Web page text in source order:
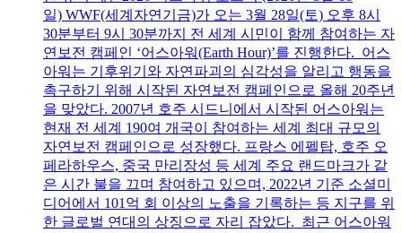
일) WWF(세계자연기금)가 오는 3월 28일(토) 오후 8시
30분부터 9시 30분까지 전 세계 시민이 함께 참여하는 자
연보전 캠페인 ‘어스아워(Earth Hour)’를 진행한다. 어스
아워는 기후위기와 자연파괴의 심각성을 알리고 행동을
촉구하기 위해 시작된 자연보전 캠페인으로 올해 20주년
을 맞았다. 2007년 호주 시드니에서 시작된 어스아워는
현재 전 세계 190여 개국이 참여하는 세계 최대 규모의
자연보전 캠페인으로 성장했다. 프랑스 에펠탑, 호주 오
페라하우스, 중국 만리장성 등 세계 주요 랜드마크가 같
은 시간 불을 끄며 참여하고 있으며, 2022년 기준 소셜미
디어에서 101억 회 이상의 노출을 기록하는 등 지구를 위
한 글로벌 연대의 상징으로 자리 잡았다. 최근 어스아워